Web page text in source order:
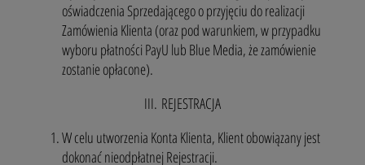
oświadczenia Sprzedającego o przyjęciu do realizacji
Zamówienia Klienta (oraz pod warunkiem, w przypadku
wyboru płatności PayU lub Blue Media, że zamówienie
zostanie opłacone).
III. REJESTRACJA
W celu utworzenia Konta Klienta, Klient obowiązany jest
dokonać nieodpłatnej Rejestracji.